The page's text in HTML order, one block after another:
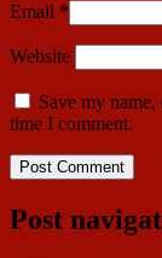
Email *
Website
Save my
time I comment.
Post